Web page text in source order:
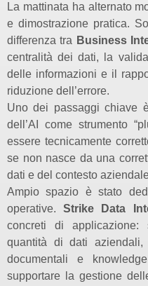
La mattinata ha alternato
e dimostrazione pratica.
differenza tra Business
centralità dei dati, la
delle informazioni e il
riduzione dell’errore.
Uno dei passaggi chiave
dell’AI come strumento
essere tecnicamente
se non nasce da una
dati e del contesto
Ampio spazio è stato
operative.Strike Data
concreti di applicazione:
quantità di dati aziendali,
documentali e
supportare la gestione